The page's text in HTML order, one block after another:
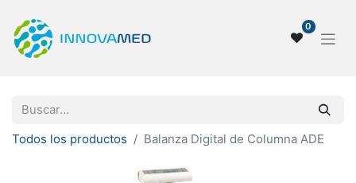
0
Todos los productos Balanza Digital de Columna ADE